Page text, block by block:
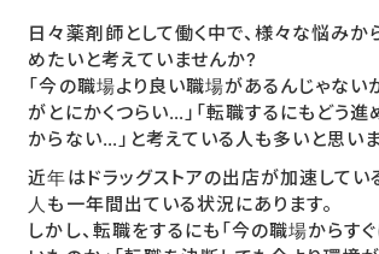
日々薬剤師として働く中で、様々な悩み
めたいと考えていませんか?
「今の職場より良い職場があるんじゃない
がとにかくつらい…」「転職するにもどう
からない…」と考えている人も多いと思いま
近年はドラッグストアの出店が加速してい
人も一年間出ている状況にあります。
しかし、転職をするにも「今の職場からす